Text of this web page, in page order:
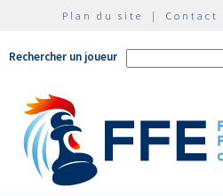
Plan du site | Contact
Rechercher un joueur